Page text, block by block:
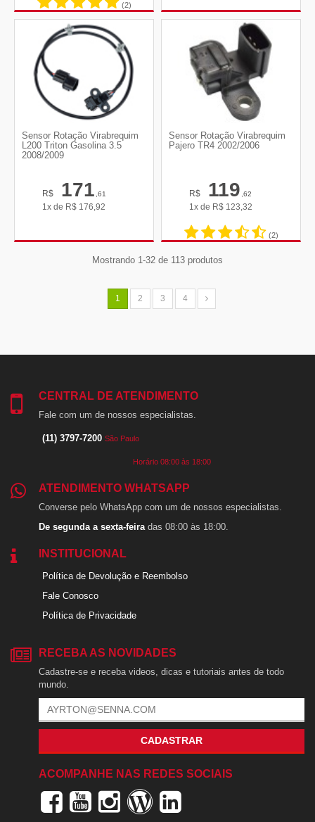
(2)
Sensor Rotação Virabrequim
L200 Triton Gasolina 3.5
2008/2009
R$ 171,61
1x de R$ 176,92
Sensor Rotação Virabrequim
Pajero TR4 2002/2006
R$ 119,62
1x de R$ 123,32
(2)
Mostrando 1-32 de 113 produtos
1 2 3 4
CENTRAL DE ATENDIMENTO
Fale com um de nossos especialistas.
(11) 3797-7200 São Paulo
Horário 08:00 às 18:00
ATENDIMENTO WHATSAPP
Converse pelo WhatsApp com um de nossos especialistas.
De segunda a sexta-feiradas 08:00 às 18:00.
INSTITUCIONAL
Política de Devolução e Reembolso
Fale Conosco
Política de Privacidade
RECEBA AS NOVIDADES
Cadastre-se e receba videos, dicas e tutoriais antes de todo
mundo.
CADASTRAR
ACOMPANHE NAS REDES SOCIAIS